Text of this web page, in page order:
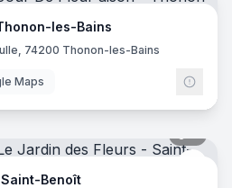
les-Bains
74200 Thonon-les-Bains
Maps
Le
Benoît